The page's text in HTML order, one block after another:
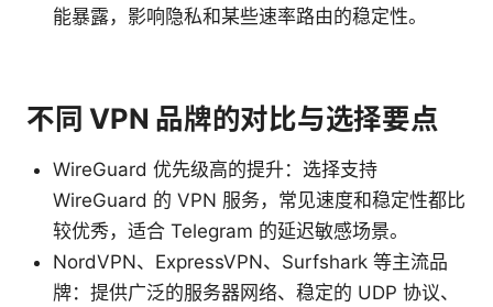
能暴露，影响隐私和某些速率路由的稳定性。
不同 VPN 品牌的对比与选择要点
WireGuard 优先级高的提升：选择支持
WireGuard 的 VPN 服务，常见速度和稳定性都比
较优秀，适合 Telegram 的延迟敏感场景。
NordVPN、ExpressVPN、Surfshark 等主流品
牌：提供广泛的服务器网络、稳定的 UDP 协议、